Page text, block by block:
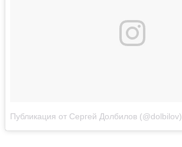
Публикация от Сергей Долбилов (@dolbilov)